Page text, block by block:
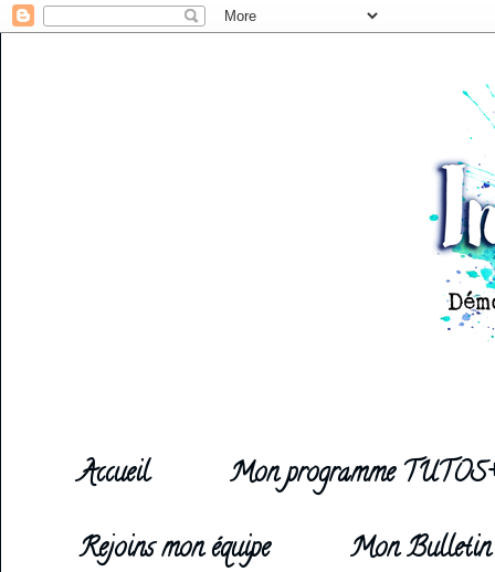
Accueil
Mon programme
Rejoins mon équipe
Mon